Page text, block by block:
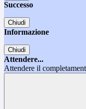
Successo
Chiudi
Informazione
Chiudi
Attendere...
Attendere il